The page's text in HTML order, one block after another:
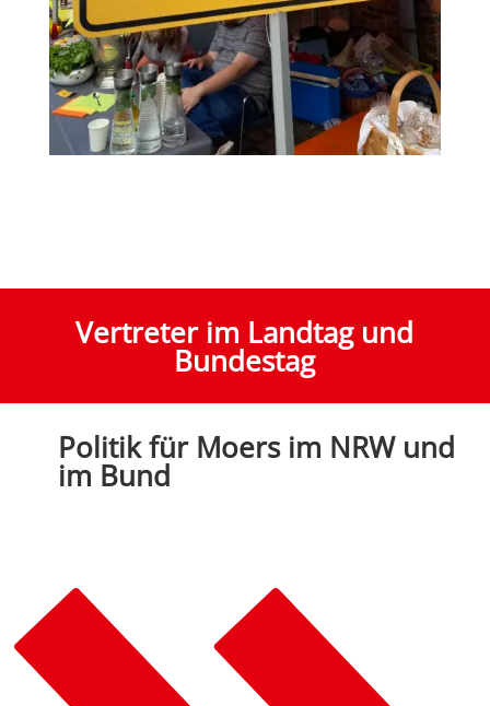
Vertreter im Landtag und
Bundestag
Politik für Moers im NRW und
im Bund